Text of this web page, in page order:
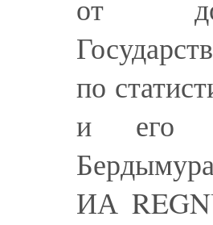
от
по
и его
ИА